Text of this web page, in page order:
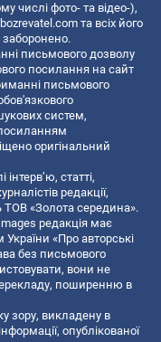
числі фото- та відео-),
та всіх його
заборонено.
письмового дозволу
посилання на сайт
письмового
систем,
посиланням
оригінальний
статті,
редакції,
ТОВ «Золота середина».
редакція має
«Про авторські
без письмового
вони не
поширенню в
зору, викладену в
опублікованої